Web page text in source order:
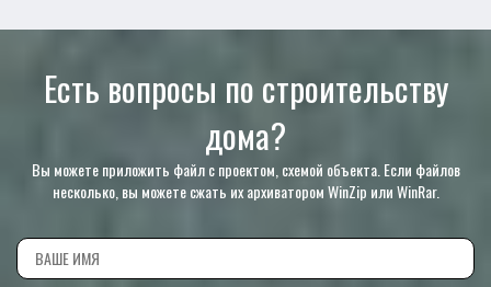
Есть вопросы по строительству
дома?
Вы можете приложить файл с проектом, схемой объекта. Если файлов
несколько, вы можете сжать их архиватором WinZip или WinRar.